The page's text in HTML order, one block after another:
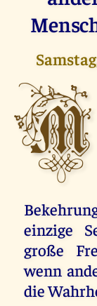
M
einzige
große
wenn
die